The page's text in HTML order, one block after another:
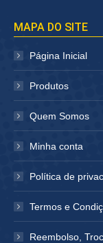
abre
em
janela
abre
janela
MAPA DO SITE
Página Inicial
Produtos
Quem Somos
Minha conta
Política de
Termos e
Reembolso,